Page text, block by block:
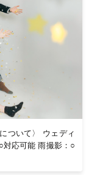
ついて〉 ウェディ
対応可能 雨撮影：○